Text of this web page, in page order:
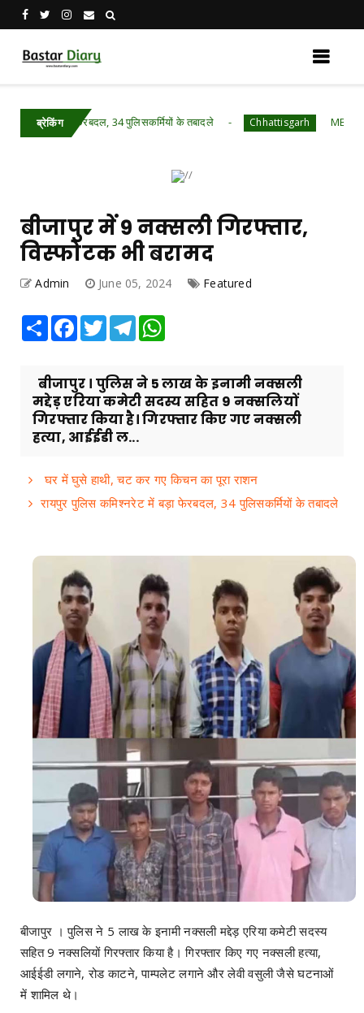
ब्रेकिंग
बड़ा फेरबदल, 34 पुलिसकर्मियों के तबादले Chhattisgarh MBBS में प्रवेश के
बीजापुर में 9 नक्सली गिरफ्तार,
विस्फोटक भी बरामद
Admin June 05, 2024 Featured
Share Facebook
TwitterTelegram
बीजापुर । पुलिस ने 5 लाख के इनामी नक्सली
मद्देड़ एरिया कमेटी सदस्य सहित 9 नक्सलियों
गिरफ्तार किया है। गिरफ्तार किए गए नक्सली
हत्या, आईईडी ल...
घर में घुसे हाथी, चट कर गए किचन का पूरा राशन
रायपुर पुलिस कमिश्नरेट में बड़ा फेरबदल, 34 पुलिसकर्मियों के तबादले
बीजापुर । पुलिस ने 5 लाख के इनामी नक्सली मद्देड़ एरिया कमेटी सदस्य
सहित 9 नक्सलियों गिरफ्तार किया है। गिरफ्तार किए गए नक्सली हत्या,
आईईडी लगाने, रोड काटने, पाम्पलेट लगाने और लेवी वसुली जैसे घटनाओं
में शामिल थे।